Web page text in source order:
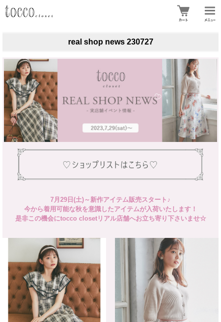
real shop news 230727
7月29日(土)～新作アイテム販売スタート♪
今から着用可能な秋を意識したアイテムが入荷いたします！
是非この機会にtocco closetリアル店舗へお立ち寄り下さいませ☆